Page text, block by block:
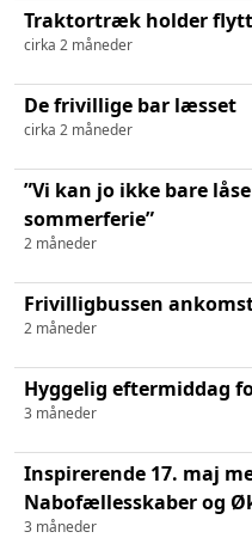
Traktortræk holder
cirka 2 måneder
De frivillige bar læsset
cirka 2 måneder
”Vi kan jo ikke bare
sommerferie”
2 måneder
Frivilligbussen
2 måneder
Hyggelig eftermiddag
3 måneder
Inspirerende 17. maj
Nabofællesskaber og
3 måneder